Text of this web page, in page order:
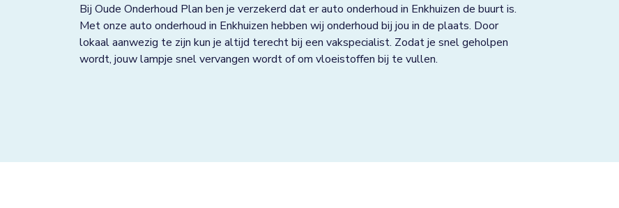
Franeker
Goor
Bij Oude Onderhoud Plan ben je verzekerd dat er auto onderhoud in Enkhuizen de buurt is.
Met onze auto onderhoud in Enkhuizen hebben wij onderhoud bij jou in de plaats. Door
lokaal aanwezig te zijn kun je altijd terecht bij een vakspecialist. Zodat je snel geholpen
wordt, jouw lampje snel vervangen wordt of om vloeistoffen bij te vullen.